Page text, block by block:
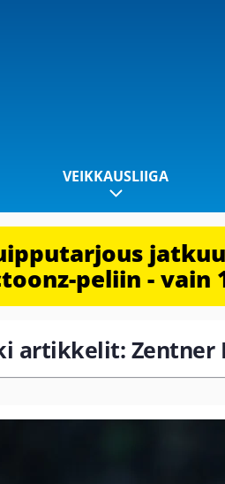
VEIKKAUSLIIGA
peliin - vain
artikkelit: Zentner